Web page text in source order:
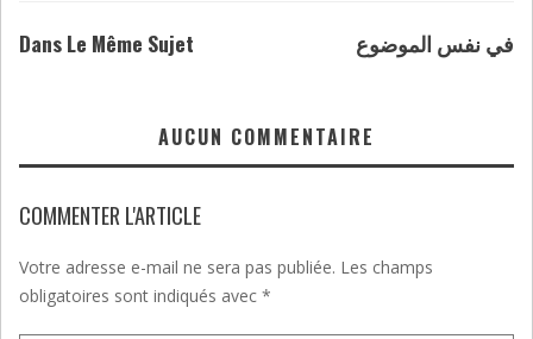
Dans Le Même Sujet في نفس الموضوع
AUCUN COMMENTAIRE
COMMENTER L'ARTICLE
Votre adresse e-mail ne sera pas publiée. Les champs
obligatoires sont indiqués avec *